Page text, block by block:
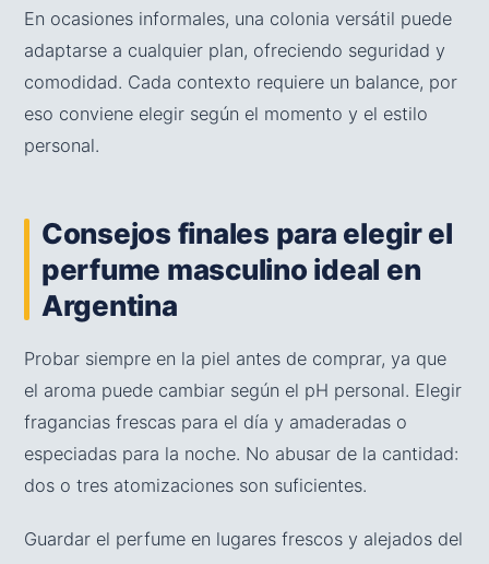
En ocasiones informales, una colonia versátil puede
adaptarse a cualquier plan, ofreciendo seguridad y
comodidad. Cada contexto requiere un balance, por
eso conviene elegir según el momento y el estilo
personal.
Consejos finales para elegir el
perfume masculino ideal en
Argentina
Probar siempre en la piel antes de comprar, ya que
el aroma puede cambiar según el pH personal. Elegir
fragancias frescas para el día y amaderadas o
especiadas para la noche. No abusar de la cantidad:
dos o tres atomizaciones son suficientes.
Guardar el perfume en lugares frescos y alejados del